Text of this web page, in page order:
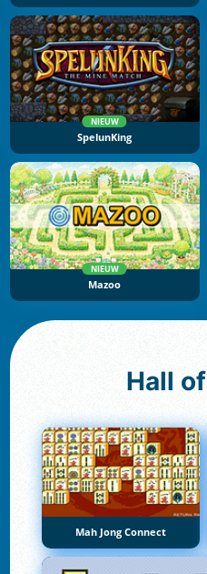
NIEUW
SpelunKing
NIEUW
Mazoo
Hall of
Mah Jong Connect